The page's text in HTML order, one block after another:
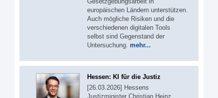
europäischen Ländern unterstützen.
Auch mögliche Risiken und die
verschiedenen digitalen Tools
selbst sind Gegenstand der
Untersuchung. mehr...
Hessen: KI für die Justiz
[26.03.2026] Hessens
Justizminister Christian Heinz